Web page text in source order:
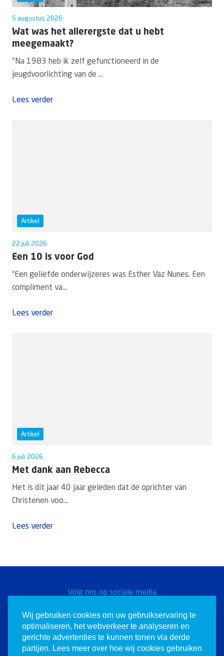
5 augustus 2026
Wat was het allerergste dat u hebt
meegemaakt?
"Na 1983 heb ik zelf gefunctioneerd in de
jeugdvoorlichting van de ...
Lees verder
Artikel
22 juli 2026
Een 10 is voor God
“Een geliefde onderwijzeres was Esther Vaz Nunes. Een
compliment va...
Lees verder
Artikel
6 juli 2026
Met dank aan Rebecca
Het is dit jaar 40 jaar geleden dat de oprichter van
Christenen voo...
Lees verder
Volg ons op sociale media
Word een Christen voor
Israël
Wij gebruiken cookies om uw gebruikservaring te
optimaliseren, het webverkeer te analyseren en
gerichte advertenties te kunnen tonen via derde
partijen. Lees meer over hoe wij cookies gebruiken